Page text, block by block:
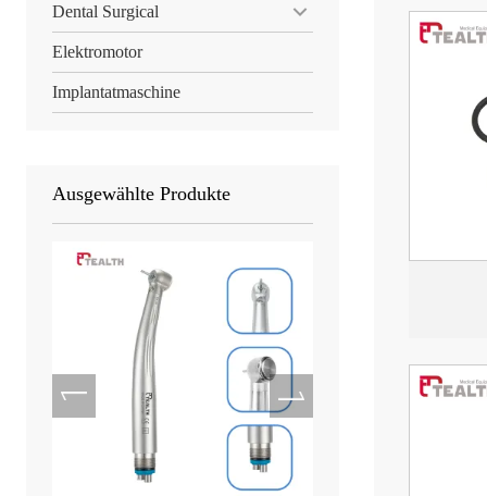
Dental Surgical
Elektromotor
Implantatmaschine
Ausgewählte Produkte